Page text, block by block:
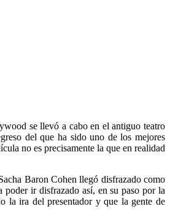
se llevó a cabo en el antiguo teatro
del que ha sido uno de los mejores
no es precisamente la que en realidad
Baron Cohen llegó disfrazado como
ir disfrazado así, en su paso por la
la ira del presentador y que la gente de